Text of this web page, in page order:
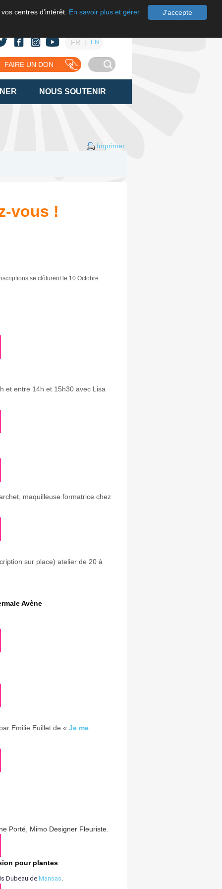
J'accepte
centres d’intérêt. En savoir plus et gérer
FR EN
FAIRE UN DON
NOUS SOUTENIR
Imprimer
vous !
se clôturent le 10 Octobre.
et entre 14h et 15h30 avec Lisa
maquilleuse formatrice chez
sur place) atelier de 20 à
Avène
Emilie Euillet de « Je me
Porté, Mimo Designer Fleuriste.
pour plantes
Dubeau deMansas.